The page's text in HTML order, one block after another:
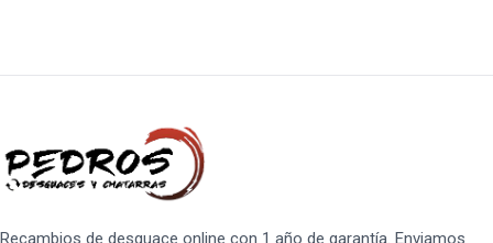
Recambios de desguace online con 1 año de garantía. Enviamos